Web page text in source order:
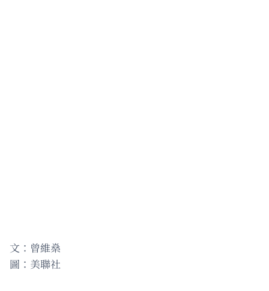
文：曾維燊
圖：美聯社